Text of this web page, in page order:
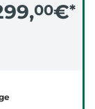
00€*